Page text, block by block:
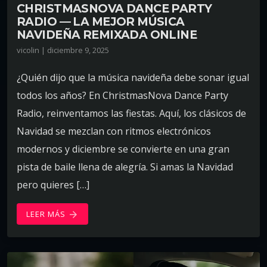
CHRISTMASNOVA DANCE PARTY
RADIO — LA MEJOR MÚSICA
NAVIDEÑA REMIXADA ONLINE
vicolin | diciembre 9, 2025
¿Quién dijo que la música navideña debe sonar igual
todos los años? En ChristmasNova Dance Party
Radio, reinventamos las fiestas. Aquí, los clásicos de
Navidad se mezclan con ritmos electrónicos
modernos y diciembre se convierte en una gran
pista de baile llena de alegría. Si amas la Navidad
pero quieres […]
LEER MÁS arrow_forward